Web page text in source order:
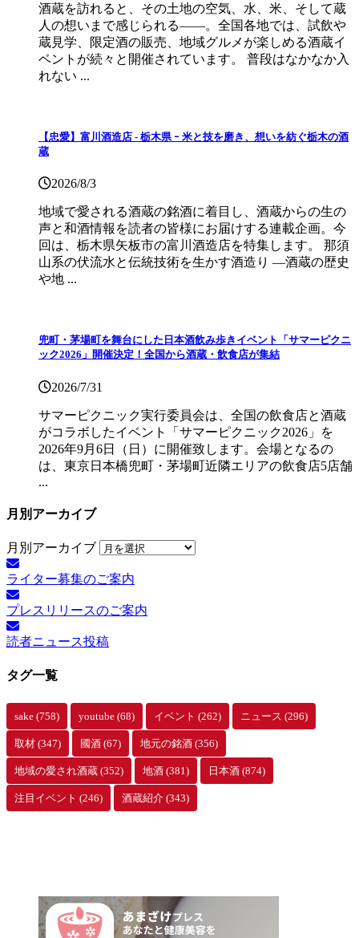
酒蔵を訪れると、その土地の空気、水、米、そして蔵
人の想いまで感じられる——。全国各地では、試飲や
蔵見学、限定酒の販売、地域グルメが楽しめる酒蔵イ
ベントが続々と開催されています。 普段はなかなか入
れない ...
【忠愛】富川酒造店 ‐ 栃木県 ｰ 米と技を磨き、想いを紡ぐ栃木の酒
蔵
2026/8/3
地域で愛される酒蔵の銘酒に着目し、酒蔵からの生の
声と和酒情報を読者の皆様にお届けする連載企画。今
回は、栃木県矢板市の富川酒造店を特集します。 那須
山系の伏流水と伝統技術を生かす酒造り ―酒蔵の歴史
や地 ...
兜町・茅場町を舞台にした日本酒飲み歩きイベント「サマーピクニ
ック2026」開催決定！全国から酒蔵・飲食店が集結
2026/7/31
サマーピクニック実⾏委員会は、全国の飲⾷店と酒蔵
がコラボしたイベント「サマーピクニック2026」を
2026年9月6日（日）に開催致します。会場となるの
は、東京日本橋兜町・茅場町近隣エリアの飲食店5店舗
...
月別アーカイブ
月別アーカイブ
ライター募集のご案内
プレスリリースのご案内
読者ニュース投稿
タグ一覧
sake (758) youtube (68) イベント (262) ニュース (296)
取材 (347) 國酒 (67) 地元の銘酒 (356)
地域の愛され酒蔵 (352) 地酒 (381) 日本酒 (874)
注目イベント (246) 酒蔵紹介 (343)